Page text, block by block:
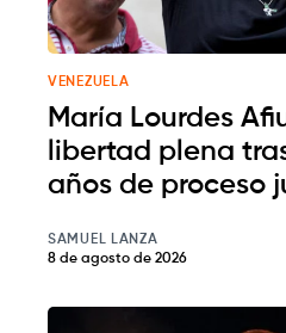
VENEZUELA
María Lourdes
libertad plena
años de proceso
SAMUEL LANZA
8 de agosto de 2026